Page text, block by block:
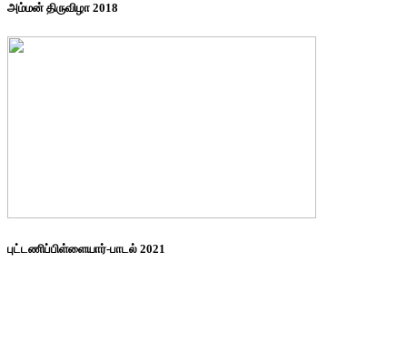
அம்மன் திருவிழா 2018
புட்டணிப்பிள்ளையார்-பாடல் 2021